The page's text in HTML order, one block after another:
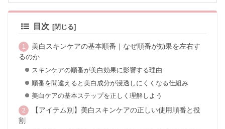
目次
美白スキンケアの基本順番｜なぜ順番が効果を左右す
るのか
スキンケアの順番が美白効果に影響する理由
順番を間違えると美白成分が浸透しにくくなる仕組み
美白ケアの基本ステップを正しく理解しよう
【アイテム別】美白スキンケアの正しい使用順番と役
割